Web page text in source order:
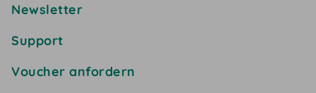
Newsletter
Support
Voucher anfordern